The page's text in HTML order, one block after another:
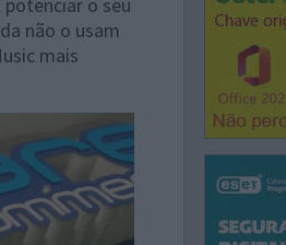
não o usam
mais